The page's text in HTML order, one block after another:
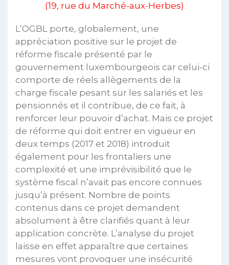
(19, rue du Marché-aux-Herbes)
L’OGBL porte, globalement, une
appréciation positive sur le projet de
réforme fiscale présenté par le
gouvernement luxembourgeois car celui-ci
comporte de réels allègements de la
charge fiscale pesant sur les salariés et les
pensionnés et il contribue, de ce fait, à
renforcer leur pouvoir d’achat. Mais ce projet
de réforme qui doit entrer en vigueur en
deux temps (2017 et 2018) introduit
également pour les frontaliers une
complexité et une imprévisibilité que le
système fiscal n’avait pas encore connues
jusqu’à présent. Nombre de points
contenus dans ce projet demandent
absolument à être clarifiés quant à leur
application concrète. L’analyse du projet
laisse en effet apparaître que certaines
mesures vont provoquer une insécurité